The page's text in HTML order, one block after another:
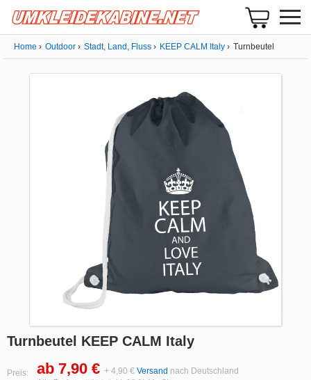
Home Outdoor Stadt, Land, Fluss KEEP CALM Italy Turnbeutel
Turnbeutel KEEP CALM Italy
Preis: ab 7,90 € + 4,90 € Versand nach Deutschland